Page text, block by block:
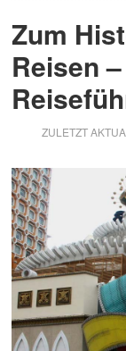
Zum
Reisen
ZULETZT